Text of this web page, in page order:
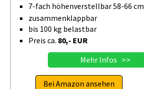
7-fach höhenverstellbar 58-66 cm
zusammenklappbar
bis 100 kg belastbar
Preis ca. 80,- EUR
Mehr Infos >>
Bei Amazon ansehen